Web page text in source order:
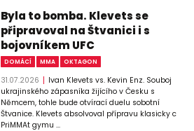
Byla to bomba. Klevets se
připravoval na Štvanici i s
bojovníkem UFC
DOMÁCÍ MMA OKTAGON
31.07.2026
Ivan Klevets vs. Kevin Enz. Souboj
ukrajinského zápasníka žijícího v Česku s
Němcem, tohle bude otvírací duelu sobotní
Štvanice. Klevets absolvoval přípravu klasicky c
PriMMAt gymu ...